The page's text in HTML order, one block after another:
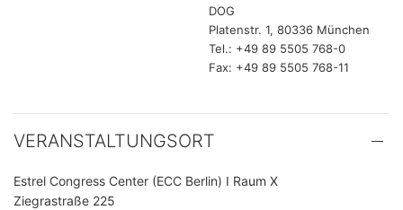
DOG
Platenstr. 1, 80336 München
Tel.: +49 89 5505 768-0
Fax: +49 89 5505 768-11
VERANSTALTUNGSORT
Estrel Congress Center (ECC Berlin) I Raum X
Ziegrastraße 225